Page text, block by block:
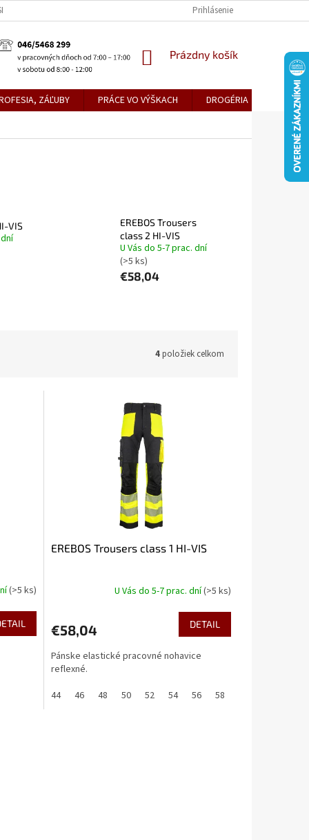
TEPLICE DOPRAVA A PLATBY
Prihlásenie
NÁKUPNÝ
Prázdny košík
ZÁĽUBY PRÁCE VO VÝŠKACH DROGÉRIA
VIS
EREBOS Trousers
class 2 HI-VIS
U Vás do 5-7 prac. dní
(>5 ks)
€58,04
4položiek celkom
(>5 ks)
EREBOS Trousers class 1 HI-VIS
U Vás do 5-7 prac. dní(>5 ks)
€58,04 DETAIL
Pánske elastické pracovné nohavice
reflexné.
44
46 48 50 52 54 56 58